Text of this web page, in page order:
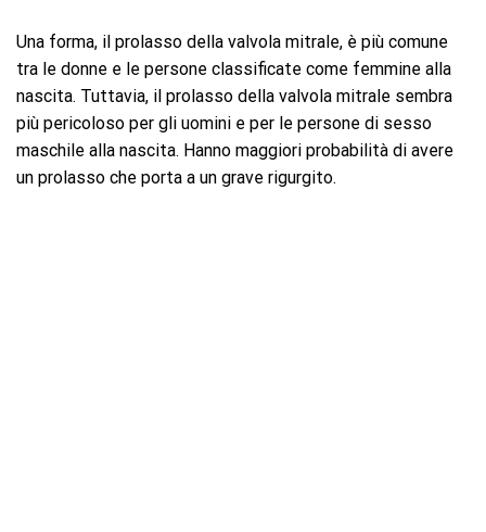
Una forma, il prolasso della valvola mitrale, è più comune
tra le donne e le persone classificate come femmine alla
nascita. Tuttavia, il prolasso della valvola mitrale sembra
più pericoloso per gli uomini e per le persone di sesso
maschile alla nascita. Hanno maggiori probabilità di avere
un prolasso che porta a un grave rigurgito.